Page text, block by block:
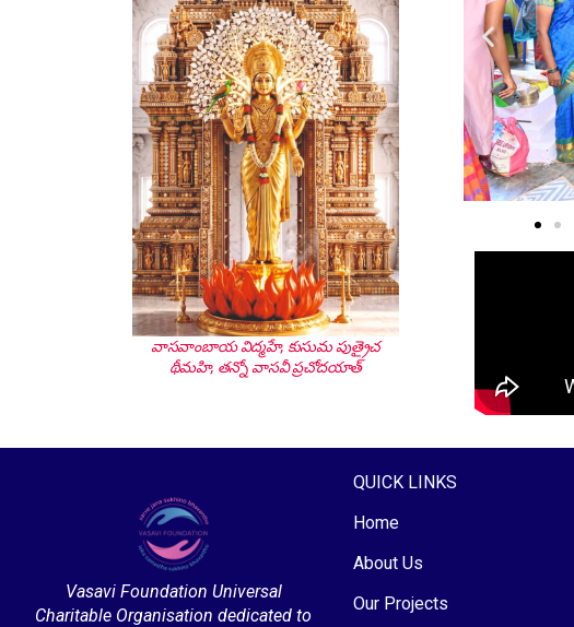
వాసవాంబాయ విద్మహే, కుసుమ పుత్రైచ
థీమహి, తన్నో వాసవీ ప్రచోదయాత్
Vasavi Foundation Universal
Charitable Organisation dedicated to
QUICK LINKS
Home
About Us
Our Projects